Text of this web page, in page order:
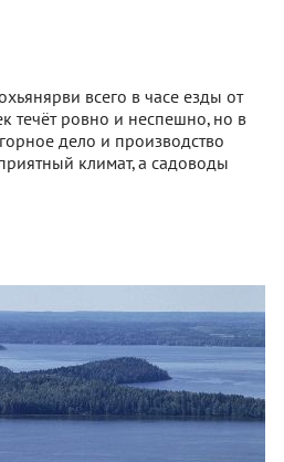
всего в часе езды от
течёт ровно и неспешно, но в
дело и производство
климат, а садоводы